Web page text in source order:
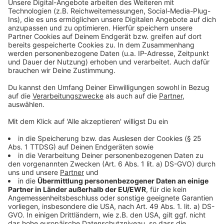
zum Ende des Sommers. Am kommenden
Wochenende steht in unserer Stadt unter anderem
noch das Frankreichfest an. Im September startet
außerdem das Düsseldorf-Festival.
Anzeige
Weitere Infos und Links zum Thema:
Fazit von Oberbürgermeister Stefan Keller nach
der EM
Fazit der Gastronomie nach der EM
So waren die Coldplay Konzerte bei uns in
Düsseldorf